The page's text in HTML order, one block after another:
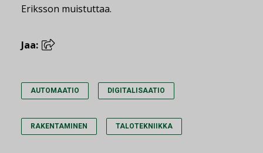
Eriksson muistuttaa.
Jaa:
AUTOMAATIO DIGITALISAATIO
RAKENTAMINEN TALOTEKNIIKKA